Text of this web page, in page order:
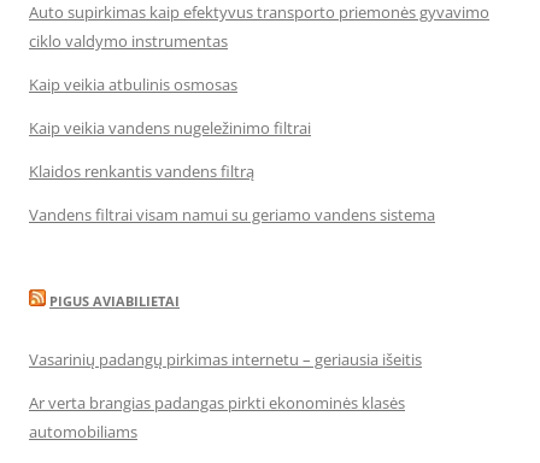
Auto supirkimas kaip efektyvus transporto priemonės gyvavimo
ciklo valdymo instrumentas
Kaip veikia atbulinis osmosas
Kaip veikia vandens nugeležinimo filtrai
Klaidos renkantis vandens filtrą
Vandens filtrai visam namui su geriamo vandens sistema
PIGUS AVIABILIETAI
Vasarinių padangų pirkimas internetu – geriausia išeitis
Ar verta brangias padangas pirkti ekonominės klasės
automobiliams